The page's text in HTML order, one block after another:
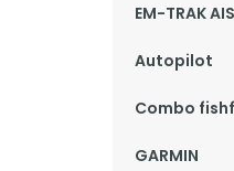
EM-TRAK AIS
Autopilot
Combo
GARMIN